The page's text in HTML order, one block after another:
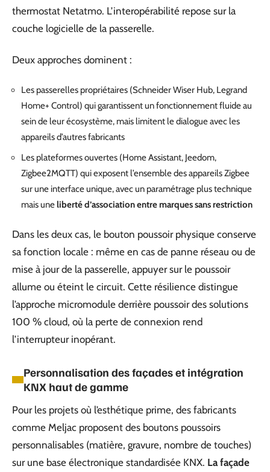
thermostat Netatmo. L’interopérabilité repose sur la
couche logicielle de la passerelle.
Deux approches dominent :
Les passerelles propriétaires (Schneider Wiser Hub, Legrand
Home+ Control) qui garantissent un fonctionnement fluide au
sein de leur écosystème, mais limitent le dialogue avec les
appareils d’autres fabricants
Les plateformes ouvertes (Home Assistant, Jeedom,
Zigbee2MQTT) qui exposent l’ensemble des appareils Zigbee
sur une interface unique, avec un paramétrage plus technique
mais une liberté d’association entre marques sans restriction
Dans les deux cas, le bouton poussoir physique conserve
sa fonction locale : même en cas de panne réseau ou de
mise à jour de la passerelle, appuyer sur le poussoir
allume ou éteint le circuit. Cette résilience distingue
l’approche micromodule derrière poussoir des solutions
100 % cloud, où la perte de connexion rend
l’interrupteur inopérant.
Personnalisation des façades et intégration
KNX haut de gamme
Pour les projets où l’esthétique prime, des fabricants
comme Meljac proposent des boutons poussoirs
personnalisables (matière, gravure, nombre de touches)
sur une base électronique standardisée KNX. La façade